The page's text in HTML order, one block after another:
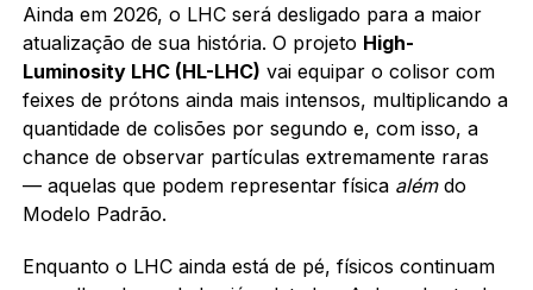
Ainda em 2026, o LHC será desligado para a maior
atualização de sua história. O projeto High-
Luminosity LHC (HL-LHC) vai equipar o colisor com
feixes de prótons ainda mais intensos, multiplicando a
quantidade de colisões por segundo e, com isso, a
chance de observar partículas extremamente raras
— aquelas que podem representar física alémdo
Modelo Padrão.
Enquanto o LHC ainda está de pé, físicos continuam